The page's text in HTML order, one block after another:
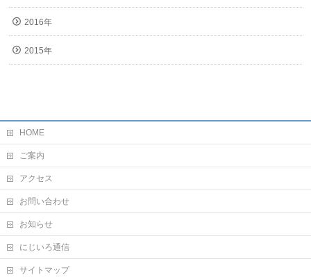
2016年
2015年
HOME
ご案内
アクセス
お問い合わせ
お知らせ
にじいろ通信
サイトマップ